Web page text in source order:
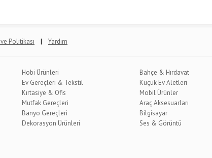
Politikası | Yardım
Hobi Ürünleri
Ev Gereçleri & Tekstil
Kırtasiye & Ofis
Mutfak Gereçleri
Banyo Gereçleri
Dekorasyon Ürünleri
Bahçe & Hırdavat
Küçük Ev Aletleri
Mobil Ürünler
Araç Aksesuarları
Bilgisayar
Ses & Görüntü